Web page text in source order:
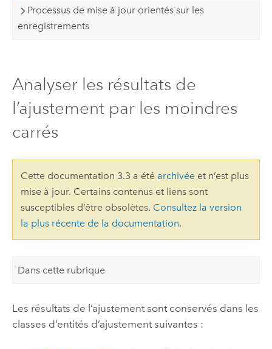
Processus de mise à jour orientés sur les
enregistrements
Analyser les résultats de
l’ajustement par les moindres
carrés
Cette documentation 3.3 a été archivéeet n’est plus
mise à jour. Certains contenus et liens sont
susceptibles d’être obsolètes. Consultez la version
la plus récente de la documentation.
Dans cette rubrique
Les résultats de l’ajustement sont conservés dans les
classes d’entités d’ajustement suivantes :